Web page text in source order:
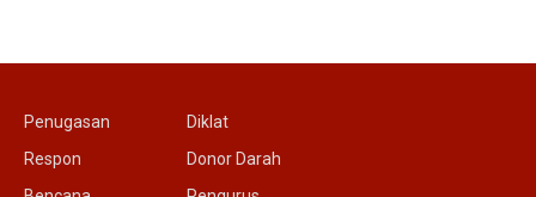
Penugasan
Respon
Diklat
Donor Darah